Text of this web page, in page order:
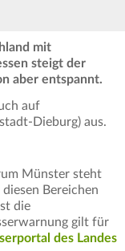
mit
steigt der
aber entspannt.
auf
Dieburg) aus.
Münster steht
Bereichen
die
gilt für
des Landes